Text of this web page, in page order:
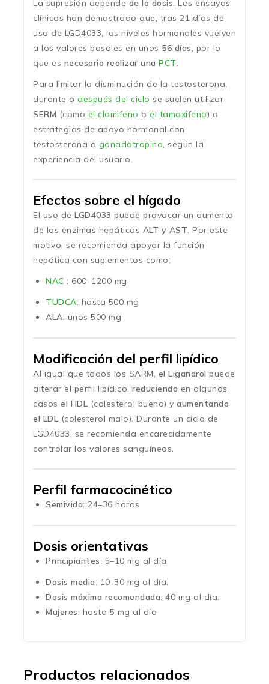
La supresión depende de la dosis . Los ensayos
clínicos han demostrado que, tras 21 días de
uso de LGD4033, los niveles hormonales vuelven
a los valores basales en unos 56 días , por lo
que es necesario realizar una PCT
Para limitar la disminución de la testosterona,
durante o después del ciclo se suelen utilizar
SERM (como el clomifeno o el tamoxifeno) o
estrategias de apoyo hormonal con
testosterona o gonadotropina , según la
experiencia del usuario.
Efectos sobre el hígado
El uso de LGD4033 puede provocar un aumento
de las enzimas hepáticas ALT y AST . Por este
motivo, se recomienda apoyar la función
hepática con suplementos como:
NAC : 600–1200 mg
TUDCA: hasta 500 mg
ALA: unos 500 mg
Modificación del perfil lipídico
Al igual que todos los SARM, el Ligandrol puede
alterar el perfil lipídico, reduciendo en algunos
casos el HDL (colesterol bueno) y aumentando
el LDL (colesterol malo). Durante un ciclo de
LGD4033, se recomienda encarecidamente
controlar los valores sanguíneos.
Perfil farmacocinético
Semivida: 24–36 horas
Dosis orientativas
Principiantes: 5–10 mg al día
Dosis media: 10-30 mg al día.
Dosis máxima recomendada: 40 mg al día.
Mujeres: hasta 5 mg al día
Productos relacionados